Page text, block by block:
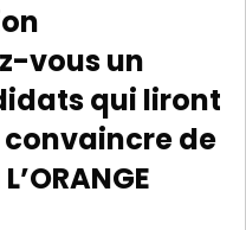
vous un
qui liront
de